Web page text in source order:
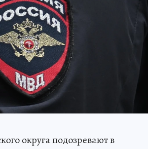
округа подозревают в